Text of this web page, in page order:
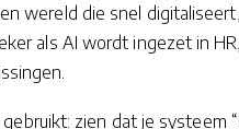
wereld die snel
als AI wordt ingezet in
zien dat je systeem